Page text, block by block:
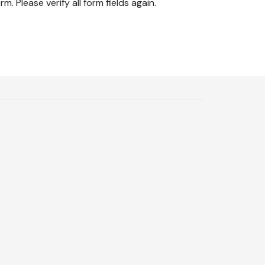
Please verify all form fields again.